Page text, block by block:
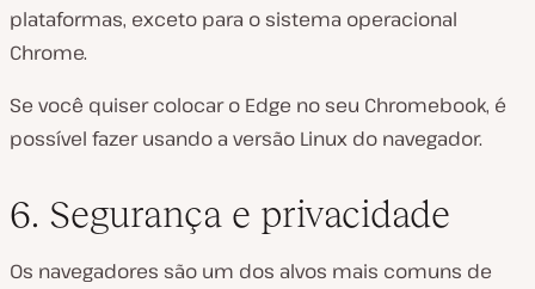
plataformas, exceto para o sistema operacional
Chrome.
Se você quiser colocar o Edge no seu Chromebook, é
possível fazer usando a versão Linux do navegador.
6. Segurança e privacidade
Os navegadores são um dos alvos mais comuns de